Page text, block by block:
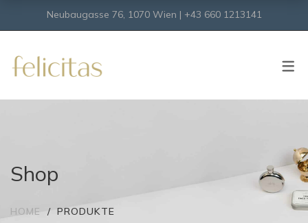
Neubaugasse 76, 1070 Wien | +43 660 1213141
Shop
HOME PRODUKTE